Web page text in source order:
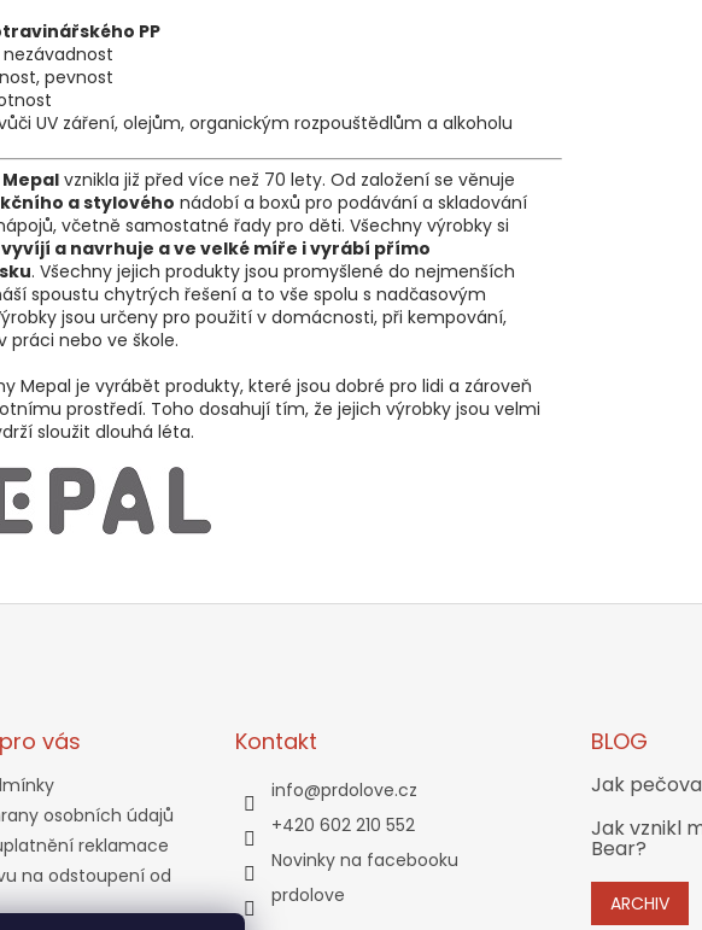
PP
pevnost
UV záření, olejům, organickým rozpouštědlům a alkoholu
Mepal vznikla již před více než 70 lety. Od založení se věnuje
a stylového nádobí a boxů pro podávání a skladování
včetně samostatné řady pro děti. Všechny výrobky si
vyvíjí a navrhuje a ve velké míře i vyrábí přímo
. Všechny jejich produkty jsou promyšlené do nejmenších
spoustu chytrých řešení a to vše spolu s nadčasovým
jsou určeny pro použití v domácnosti, při kempování,
práci nebo ve škole.
Mepal je vyrábět produkty, které jsou dobré pro lidi a zároveň
prostředí. Toho dosahují tím, že jejich výrobky jsou velmi
sloužit dlouhá léta.
vás
osobních údajů
reklamace
na odstoupení od
Kontakt
info@prdolove.cz
+420 602 210 552
Novinky na facebooku
prdolove
BLOG
Jak
Jak vznikl
Bear?
ARCHIV